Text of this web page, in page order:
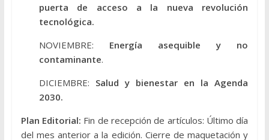
puerta de acceso a la nueva revolución
tecnológica.
NOVIEMBRE: Energía asequible y no
contaminante.
DICIEMBRE: Salud y bienestar en la Agenda
2030.
Plan Editorial: Fin de recepción de artículos: Último día
del mes anterior a la edición. Cierre de maquetación y